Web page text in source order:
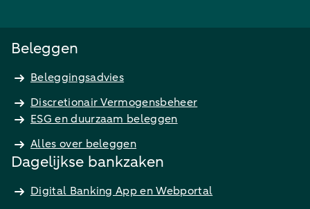
Beleggen
Beleggingsadvies
Discretionair Vermogensbeheer
ESG en duurzaam beleggen
Alles over beleggen
Dagelijkse bankzaken
Digital Banking App en Webportal